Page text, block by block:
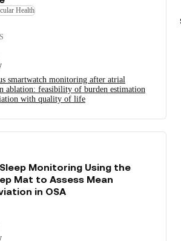
Health
smartwatch monitoring after atrial
ablation: feasibility of burden estimation
with quality of life
Monitoring Using the
Mat to Assess Mean
in OSA